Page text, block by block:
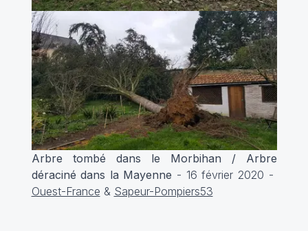
Arbre tombé dans le Morbihan / Arbre
déraciné dans la Mayenne - 16 février 2020 -
Ouest-France & Sapeur-Pompiers53